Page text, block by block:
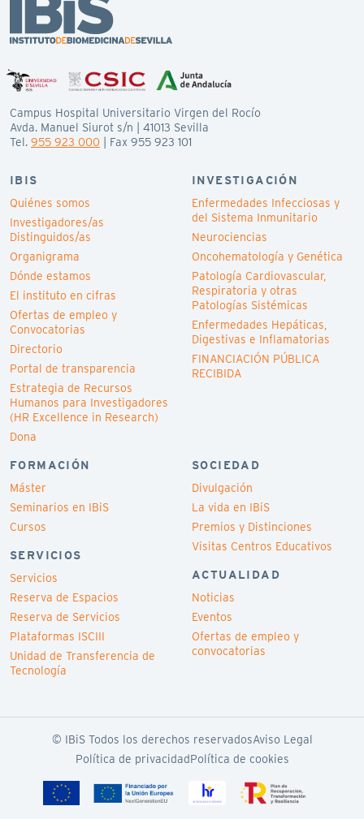
Campus Hospital Universitario Virgen del Rocío
Avda. Manuel Siurot s/n | 41013 Sevilla
Tel. 955 923 000 | Fax 955 923 101
IBIS
Quiénes somos
Investigadores/as
Distinguidos/as
Organigrama
Dónde estamos
El instituto en cifras
Ofertas de empleo y
Convocatorias
Directorio
Portal de transparencia
Estrategia de Recursos
Humanos para Investigadores
(HR Excellence in Research)
Dona
INVESTIGACIÓN
Enfermedades Infecciosas y
del Sistema Inmunitario
Neurociencias
Oncohematología y Genética
Patología Cardiovascular,
Respiratoria y otras
Patologías Sistémicas
Enfermedades Hepáticas,
Digestivas e Inflamatorias
FINANCIACIÓN PÚBLICA
RECIBIDA
FORMACIÓN
Máster
Seminarios en IBiS
Cursos
SERVICIOS
Servicios
Reserva de Espacios
Reserva de Servicios
Plataformas ISCIII
Unidad de Transferencia de
Tecnología
SOCIEDAD
Divulgación
La vida en IBiS
Premios y Distinciones
Visitas Centros Educativos
ACTUALIDAD
Noticias
Eventos
Ofertas de empleo y
convocatorias
© IBiS Todos los derechos reservadosAviso Legal
Política de privacidadPolítica de cookies